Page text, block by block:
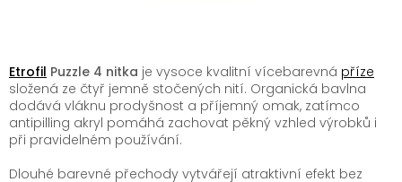
Etrofil Puzzle 4 nitka je vysoce kvalitní vícebarevná příze
složená ze čtyř jemně stočených nití. Organická bavlna
dodává vláknu prodyšnost a příjemný omak, zatímco
antipilling akryl pomáhá zachovat pěkný vzhled výrobků i
při pravidelném používání.
Dlouhé barevné přechody vytvářejí atraktivní efekt bez